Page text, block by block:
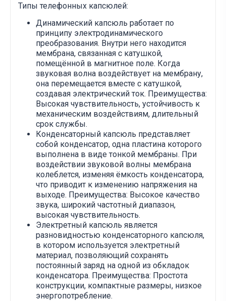
Типы телефонных капсюлей:
Динамический капсюль работает по
принципу электродинамического
преобразования. Внутри него находится
мембрана, связанная с катушкой,
помещённой в магнитное поле. Когда
звуковая волна воздействует на мембрану,
она перемещается вместе с катушкой,
создавая электрический ток. Преимущества:
Высокая чувствительность, устойчивость к
механическим воздействиям, длительный
срок службы.
Конденсаторный капсюль представляет
собой конденсатор, одна пластина которого
выполнена в виде тонкой мембраны. При
воздействии звуковой волны мембрана
колеблется, изменяя ёмкость конденсатора,
что приводит к изменению напряжения на
выходе. Преимущества: Высокое качество
звука, широкий частотный диапазон,
высокая чувствительность.
Электретный капсюль является
разновидностью конденсаторного капсюля,
в котором используется электретный
материал, позволяющий сохранять
постоянный заряд на одной из обкладок
конденсатора. Преимущества: Простота
конструкции, компактные размеры, низкое
энергопотребление.